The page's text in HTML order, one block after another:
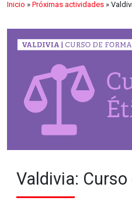
Inicio » Próximas actividades »
Valdivia: Curso